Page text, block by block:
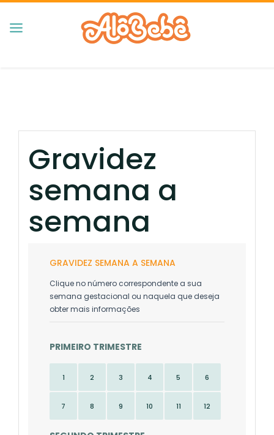
Gravidez
semana a
semana
GRAVIDEZ SEMANA A SEMANA
Clique no número correspondente a sua
semana gestacional ou naquela que deseja
obter mais informações
PRIMEIRO TRIMESTRE
1 2 3 4 5 6
7 8 9 10 11 12